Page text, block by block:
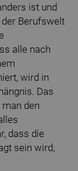
ist und
Berufswelt
alle nach
wird in
Das
den
dass die
sein wird,